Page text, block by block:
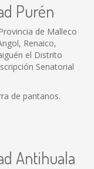
Purén
de Malleco
Renaico,
el Distrito
Senatorial
de pantanos.
Antihuala